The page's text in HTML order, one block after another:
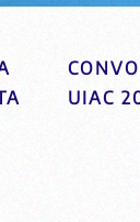
UIAC